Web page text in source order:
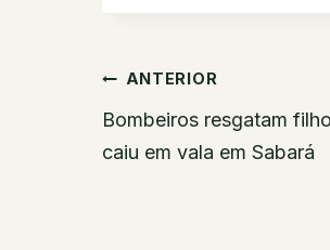
Navegação
de
ANTERIOR
Bombeiros resgatam
caiu em vala em Sabará